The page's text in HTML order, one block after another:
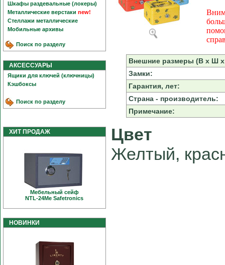
Шкафы раздевальные (локеры)
Металлические верстаки new!
Стеллажи металлические
Мобильные архивы
Поиск по разделу
АКСЕССУАРЫ
Ящики для ключей (ключницы)
Кэшбоксы
Поиск по разделу
ХИТ ПРОДАЖ
Мебельный сейф
NTL-24Me Safetronics
НОВИНКИ
Внешние размеры (В х Ш
Замки:
Гарантия, лет:
Страна - производитель:
Примечание:
Цвет
Желтый,